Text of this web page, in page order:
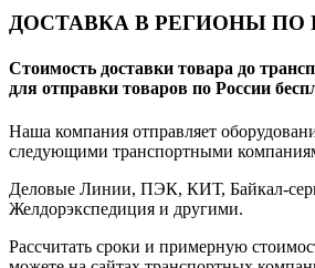
ДОСТАВКА В РЕГИОНЫ ПО
Стоимость доставки товара до
для отправки товаров по России
Наша компания отправляет
следующими транспортными
Деловые Линии, ПЭК, КИТ, Байкал-
Желдорэкспедиция и другими.
Рассчитать сроки и примерную